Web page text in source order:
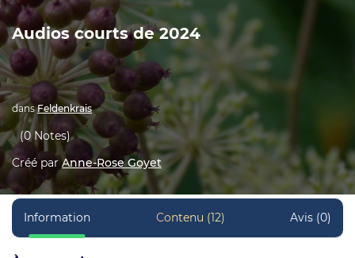
Audios courts de 2024
dansFeldenkrais
(0 Notes)
Créé par Anne-Rose Goyet
Information Contenu (12) Avis (0)